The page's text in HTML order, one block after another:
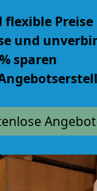
flexible Preise
und
sparen